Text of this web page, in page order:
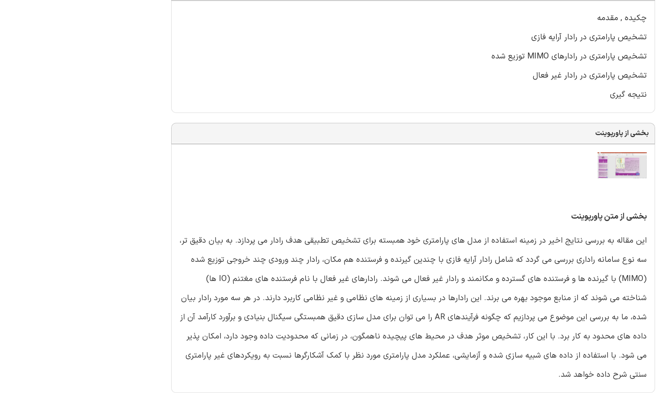
چکیده , مقدمه
تشخیص پارامتری در رادار آرایه فازی
تشخیص پارامتری در رادارهای MIMO توزیع شده
تشخیص پارامتری در رادار غیر فعال
نتیجه گیری
بخشی از پاورپوینت
بخشی از متن پاورپوینت
این مقاله به بررسی نتایج اخیر در زمینه استفاده از مدل های پارامتری خود همبسته برای تشخیص تطبیقی هدف رادار می پردازد. به بیان دقیق تر،
سه نوع سامانه راداری بررسی می گردد که شامل رادار آرایه فازی با چندین گیرنده و فرستنده هم مکان، رادار چند ورودی چند خروجی توزیع شده
(MIMO) با گیرنده ها و فرستنده های گسترده و مکانمند و رادار غیر فعال می شوند. رادارهای غیر فعال با نام فرستنده های مغتنم (IO ها)
شناخته می شوند که از منابع موجود بهره می برند. این رادارها در بسیاری از زمینه های نظامی و غیر نظامی کاربرد دارند. در هر سه مورد رادار بیان
شده، ما به بررسی این موضوع می پردازیم که چگونه فرآیندهای AR را می توان برای مدل سازی دقیق همبستگی سیگنال بنیادی و برآورد کارآمد آن از
داده های محدود به کار برد. با این کار، تشخیص موثر هدف در محیط های پیچیده ناهمگون، در زمانی که محدودیت داده وجود دارد، امکان پذیر
می شود. با استفاده از داده های شبیه سازی شده و آزمایشی، عملکرد مدل پارامتری مورد نظر با کمک آشکارگرها نسبت به رویکردهای غیر پارامتری
سنتی شرح داده خواهد شد.